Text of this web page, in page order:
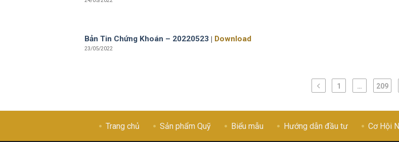
Bản Tin Chứng Khoán – 20220523 | Download
23/05/2022
1 … 209
Trang chủ Sản phẩm Quỹ Biểu mẫu Hướng dẫn đầu tư Cơ Hội